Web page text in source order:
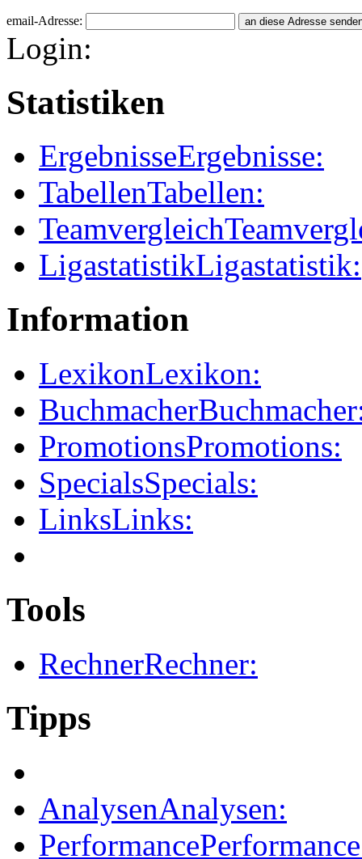
email-Adresse:
Login:
Statistiken
ErgebnisseErgebnisse:
TabellenTabellen:
Teamvergleich
LigastatistikLigastatistik:
Information
LexikonLexikon:
Buchmacher
PromotionsPromotions:
SpecialsSpecials:
LinksLinks:
Tools
RechnerRechner:
Tipps
AnalysenAnalysen:
Performance